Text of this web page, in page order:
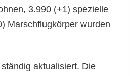
3.990 (+1) spezielle
Marschflugkörper wurden
aktualisiert. Die